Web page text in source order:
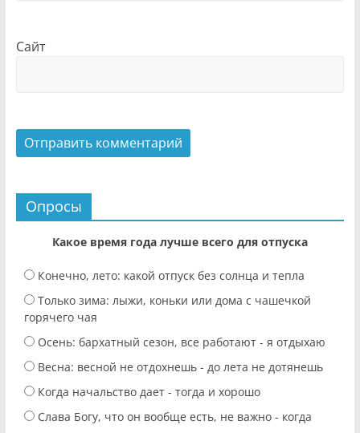
Сайт
Опросы
Какое время года лучше всего для отпуска
Конечно, лето: какой отпуск без солнца и тепла
Только зима: лыжи, коньки или дома с чашечкой
горячего чая
Осень: бархатный сезон, все работают - я отдыхаю
Весна: весной не отдохнешь - до лета не дотянешь
Когда начальство дает - тогда и хорошо
Слава Богу, что он вообще есть, не важно - когда